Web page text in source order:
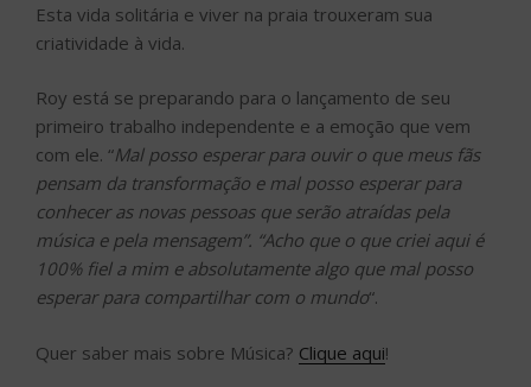
Esta vida solitária e viver na praia trouxeram sua
criatividade à vida.
Roy está se preparando para o lançamento de seu
primeiro trabalho independente e a emoção que vem
com ele. “Mal posso esperar para ouvir o que meus fãs
pensam da transformação e mal posso esperar para
conhecer as novas pessoas que serão atraídas pela
música e pela mensagem”. “Acho que o que criei aqui é
100% fiel a mim e absolutamente algo que mal posso
esperar para compartilhar com o mundo“.
Quer saber mais sobre Música? Clique aqui!